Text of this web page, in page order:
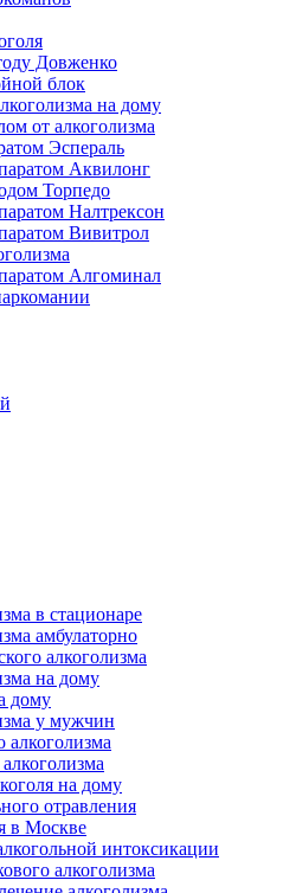
Довженко
блок
на дому
от алкоголизма
Эспераль
Аквилонг
Торпедо
Налтрексон
Вивитрол
Алгоминал
в стационаре
амбулаторно
алкоголизма
на дому
дому
у мужчин
алкоголизма
на дому
отравления
в Москве
интоксикации
алкоголизма